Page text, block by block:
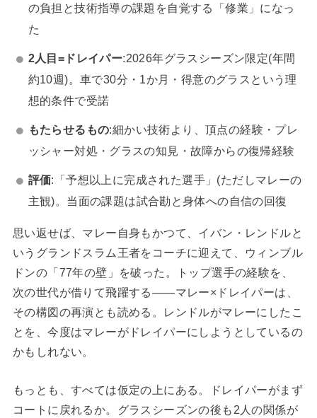
の負担と技術指導の課題を自覚する「修業」になっ
た
2人目=ドレイパー:2026年グラスシーズン限定(年間
約10週)。車で30分・1か月・得意のグラスという理
想的条件で受諾
もたらせるもの:細かい技術より、頂点の経験・プレ
ッシャー対処・グラスの知見・故障からの復帰経験
評価:「予想以上に完成された選手」(ただしマレーの
主観)。当面の課題は試合勘と身体への自信の回復
思い返せば、マレー自身もかつて、イバン・レンドルと
いうグランドスラム王者をコーチに迎えて、ウィンブル
ドンの「77年の壁」を破った。トップ選手の経験を、
次の世代が借りて飛躍する——マレー×ドレイパーは、
その構図の再演とも読める。レンドルがマレーにしたこ
とを、今度はマレーがドレイパーにしようとしているの
かもしれない。
もっとも、すべては仮定の上にある。ドレイパーがまず
コートに戻れるか。グラスシーズンの後も2人の関係が